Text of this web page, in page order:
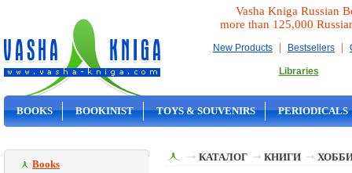
Vasha Kniga Russian
more than 125,000
New Products | Bestsellers |
Libraries
BOOKS BOOKINIST TOYS & SOUVENIRS PERIODICALS
Books
КАТАЛОГ КНИГИ